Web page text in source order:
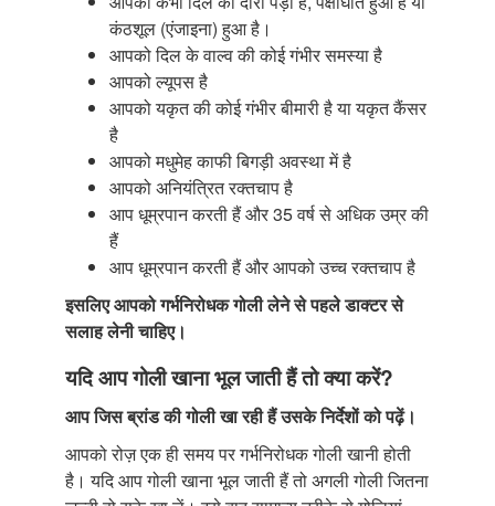
कंठशूल (एंजाइना) हुआ है।
आपको दिल के वाल्व की कोई गंभीर समस्या है
आपको ल्यूपस है
आपको यकृत की कोई गंभीर बीमारी है या यकृत कैंसर
है
आपको मधुमेह काफी बिगड़ी अवस्था में है
आपको अनियंत्रित रक्तचाप है
आप धूम्रपान करती हैं और 35 वर्ष से अधिक उम्र की
हैं
आप धूम्रपान करती हैं और आपको उच्च रक्तचाप है
इसलिए आपको गर्भनिरोधक गोली लेने से पहले डाक्टर से
सलाह लेनी चाहिए।
यदि आप गोली खाना भूल जाती हैं तो क्या करें?
आप जिस ब्रांड की गोली खा रही हैं उसके निर्देशोंको पढ़ें।
आपको रोज़ एक ही समय पर गर्भनिरोधक गोली खानी होती
है। यदि आप गोली खाना भूल जाती हैं तो अगली गोली जितना